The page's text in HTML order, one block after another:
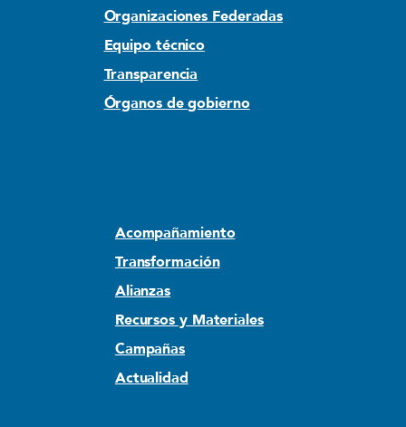
Organizaciones Federadas
Equipo técnico
Transparencia
Órganos de gobierno
Acompañamiento
Transformación
Alianzas
Recursos y Materiales
Campañas
Actualidad